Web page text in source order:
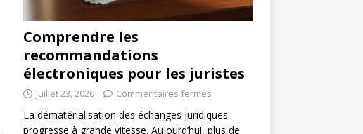
Comprendre les
recommandations
électroniques pour les juristes
juillet 23, 2026 Commentaires fermés
La dématérialisation des échanges juridiques
progresse à grande vitesse. Aujourd’hui, plus de